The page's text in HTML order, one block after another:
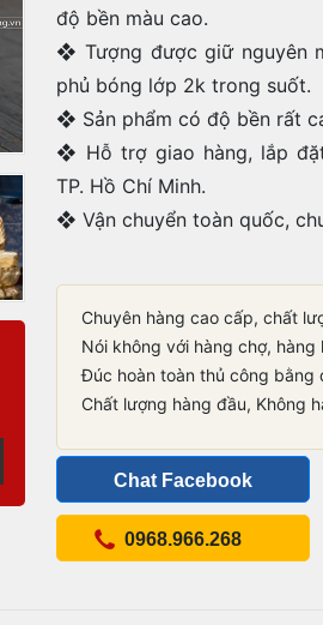
độ bền màu cao.
❖ Tượng được giữ nguyên
phủ bóng lớp 2k trong suốt.
❖ Sản phẩm có độ bền rất
❖ Hỗ trợ giao hàng, lắp
TP. Hồ Chí Minh.
❖ Vận chuyển toàn quốc,
Chuyên hàng cao cấp, chất
Nói không với hàng chợ, hàng
Đúc hoàn toàn thủ công bằng
Chất lượng hàng đầu, Không
Chat Facebook
0968.966.268